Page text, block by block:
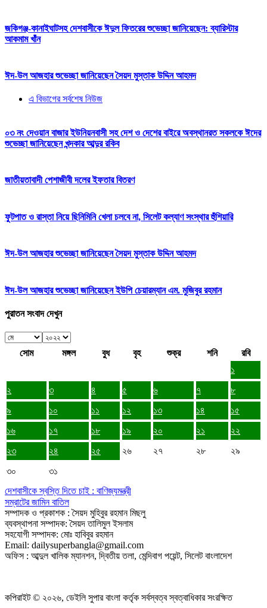
জকিগঞ্জ-কানাইঘাটসহ দেশবাসীকে ঈদুল ফিতরের শুভেচ্ছা জানিয়েছেন: ব্যারিস্টার
আকমাম খাঁন
ঈদ-উল আজহার শুভেচ্ছা জানিয়েছেন সৈয়দ মুস্তাক উদ্দিন আহমদ
এ বিভাগের সর্বশেষ নিউজ
০৩ নং দেওয়ান বাজার ইউনিয়নবাসী সহ দেশ ও দেশের বাইরে অবস্থানরত সকলকে ঈদের
শুভেচ্ছা জানিয়েছেন খন্দকার আব্দুর রকিব
জাতীয়তাবাদী পেশাজীবী দলের ইফতার বিতরণ
ফুটপাত ও রাস্তা নিয়ে ছিনিমিনি খেলা চলবে না, সিলেট কল্যাণ সংস্থার হুঁশিয়ারি
ঈদ-উল আজহার শুভেচ্ছা জানিয়েছেন সৈয়দ মুস্তাক উদ্দিন আহমদ
ঈদ-উল আজহার শুভেচ্ছা জানিয়েছেন ইউপি চেয়ারম্যান এম. মুজিবুর রহমান
পুরাতন সংবাদ দেখুন
সোম মঙ্গল বুধ বৃহ শুক্র শনি
রবি
১
২
৩ ৪ ৫ ৬ ৭
৮
৯
১০ ১১ ১২ ১৩ ১৪
১৫
১৬
১৭ ১৮ ১৯ ২০ ২১
২২
২৩
২৪ ২৫ ২৬ ২৭ ২৮
২৯
৩০
৩১
দেশবাসীকে স্বস্তি দিতে চাই : বাণিজ্যমন্ত্রী
সম্রাটের জামিন বাতিল
সম্পাদক ও প্রকাশক : সৈয়দ মুহিবুর রহমান মিছলু
ব্যবস্থাপনা সম্পাদক: সৈয়দ তালিমুল ইসলাম
সহযোগী সম্পাদক: মোঃ হাবিবুর রহমান
Email: dailysuperbangla@gmail.com
অফিস : আব্দুল খালিক ম্যানশন, দ্বিতীয় তলা, মেন্দিবাগ পয়েন্ট, সিলেট বাংলাদেশ
কপিরাইট © ২০২৬, ডেইলি সুপার বাংলা কর্তৃক সর্বস্বত্ব স্বত্বাধিকার সংরক্ষিত